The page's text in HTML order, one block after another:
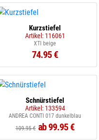
Kurzstiefel
Artikel: 116061
XTI beige
74.95 €
Schnürstiefel
Artikel: 133594
ANDREA CONTI 017 dunkelblau
109.95 € ab 99.95 €